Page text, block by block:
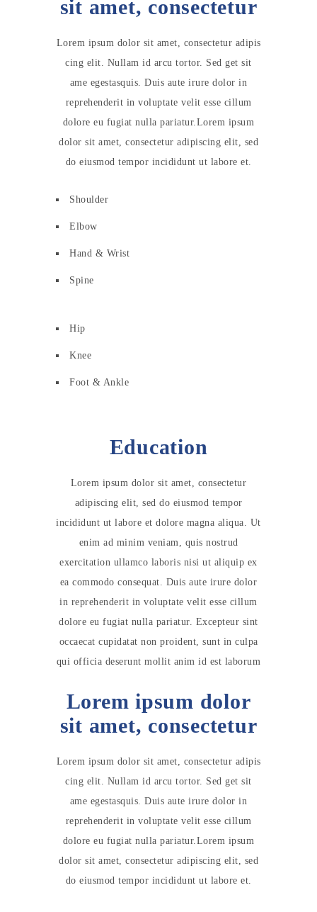
sit amet, consectetur
Lorem ipsum dolor sit amet, consectetur adipis
cing elit. Nullam id arcu tortor. Sed get sit
ame egestasquis. Duis aute irure dolor in
reprehenderit in voluptate velit esse cillum
dolore eu fugiat nulla pariatur.Lorem ipsum
dolor sit amet, consectetur adipiscing elit, sed
do eiusmod tempor incididunt ut labore et.
Shoulder
Elbow
Hand & Wrist
Spine
Hip
Knee
Foot & Ankle
Education
Lorem ipsum dolor sit amet, consectetur
adipiscing elit, sed do eiusmod tempor
incididunt ut labore et dolore magna aliqua. Ut
enim ad minim veniam, quis nostrud
exercitation ullamco laboris nisi ut aliquip ex
ea commodo consequat. Duis aute irure dolor
in reprehenderit in voluptate velit esse cillum
dolore eu fugiat nulla pariatur. Excepteur sint
occaecat cupidatat non proident, sunt in culpa
qui officia deserunt mollit anim id est laborum
Lorem ipsum dolor
sit amet, consectetur
Lorem ipsum dolor sit amet, consectetur adipis
cing elit. Nullam id arcu tortor. Sed get sit
ame egestasquis. Duis aute irure dolor in
reprehenderit in voluptate velit esse cillum
dolore eu fugiat nulla pariatur.Lorem ipsum
dolor sit amet, consectetur adipiscing elit, sed
do eiusmod tempor incididunt ut labore et.